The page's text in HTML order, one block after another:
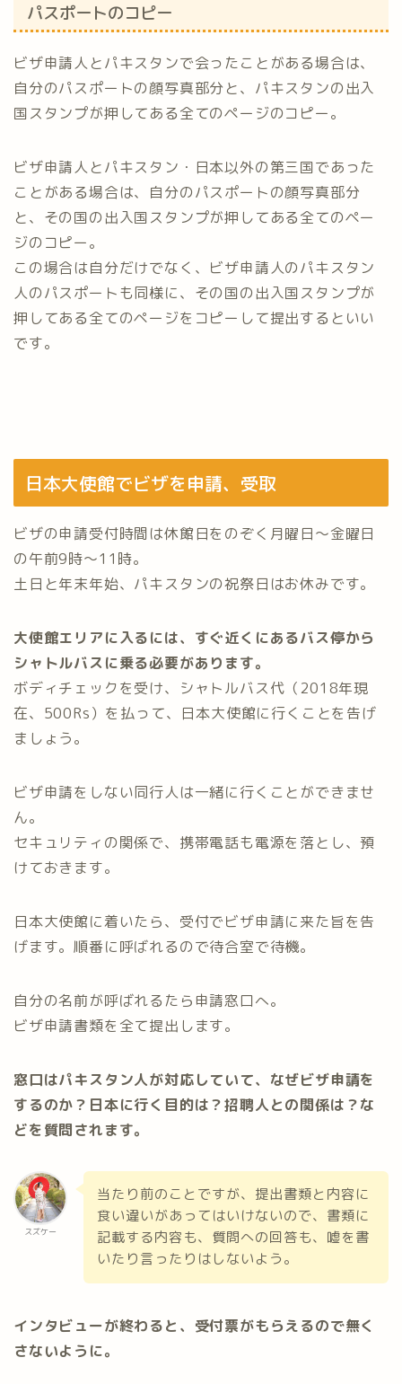
パスポートのコピー
ビザ申請人とパキスタンで会ったことがある場合は、
自分のパスポートの顔写真部分と、パキスタンの出入
国スタンプが押してある全てのページのコピー。
ビザ申請人とパキスタン・日本以外の第三国であった
ことがある場合は、自分のパスポートの顔写真部分
と、その国の出入国スタンプが押してある全てのペー
ジのコピー。
この場合は自分だけでなく、ビザ申請人のパキスタン
人のパスポートも同様に、その国の出入国スタンプが
押してある全てのページをコピーして提出するといい
です。
日本大使館でビザを申請、受取
ビザの申請受付時間は休館日をのぞく月曜日～金曜日
の午前9時～11時。
土日と年末年始、パキスタンの祝祭日はお休みです。
大使館エリアに入るには、すぐ近くにあるバス停から
シャトルバスに乗る必要があります。
ボディチェックを受け、シャトルバス代（2018年現
在、500Rs）を払って、日本大使館に行くことを告げ
ましょう。
ビザ申請をしない同行人は一緒に行くことができませ
ん。
セキュリティの関係で、携帯電話も電源を落とし、預
けておきます。
日本大使館に着いたら、受付でビザ申請に来た旨を告
げます。順番に呼ばれるので待合室で待機。
自分の名前が呼ばれるたら申請窓口へ。
ビザ申請書類を全て提出します。
窓口はパキスタン人が対応していて、なぜビザ申請を
するのか？日本に行く目的は？招聘人との関係は？な
どを質問されます。
スズケー
当たり前のことですが、提出書類と内容に
食い違いがあってはいけないので、書類に
記載する内容も、質問への回答も、嘘を書
いたり言ったりはしないよう。
インタビューが終わると、受付票がもらえるので無く
さないように。